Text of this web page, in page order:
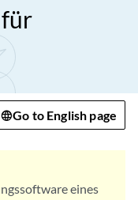
Go to English page
eines